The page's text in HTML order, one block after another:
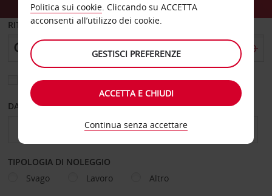
RITIRO DA
Scegli una località di riconsegna diversa
DAL GIORNO AL GIORNO
TIPOLOGIA DI NOLEGGIO
Svago
Lavoro Altro
Politica sui cookie. Cliccando su ACCETTA
acconsenti all’utilizzo dei cookie.
GESTISCI PREFERENZE
ACCETTA E CHIUDI
Continua senza accettare